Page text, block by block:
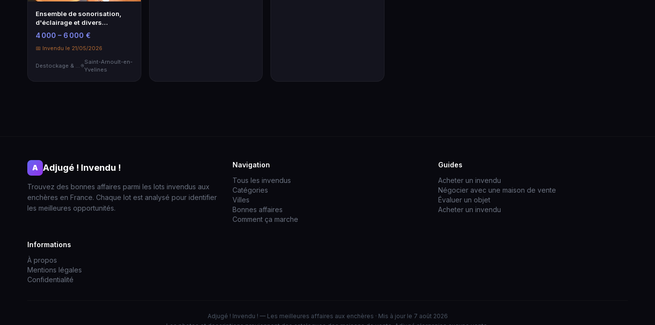
Ensemble de sonorisation,
d'éclairage et divers
comprenant :…
4 000 – 6 000 €
📅 Invendu le 21/05/2026
Destockage & Invendus
Saint-Arnoult-en-
Yvelines
A Adjugé ! Invendu !
Trouvez des bonnes affaires parmi les lots invendus aux
enchères en France. Chaque lot est analysé pour identifier
les meilleures opportunités.
Navigation
Tous les invendus
Catégories
Villes
Bonnes affaires
Comment ça marche
Guides
Acheter un invendu
Négocier avec une maison de vente
Évaluer un objet
Acheter un invendu
Informations
À propos
Mentions légales
Confidentialité
Adjugé ! Invendu ! — Les meilleures affaires aux enchères · Mis à jour le 7 août 2026